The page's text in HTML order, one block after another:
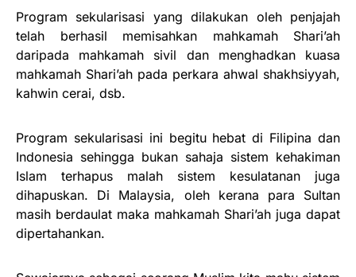
Program sekularisasi yang dilakukan oleh penjajah
telah berhasil memisahkan mahkamah Shari’ah
daripada mahkamah sivil dan menghadkan kuasa
mahkamah Shari’ah pada perkara ahwal shakhsiyyah,
kahwin cerai, dsb.
Program sekularisasi ini begitu hebat di Filipina dan
Indonesia sehingga bukan sahaja sistem kehakiman
Islam terhapus malah sistem kesulatanan juga
dihapuskan. Di Malaysia, oleh kerana para Sultan
masih berdaulat maka mahkamah Shari’ah juga dapat
dipertahankan.